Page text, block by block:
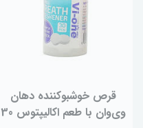
قرص خوشبو‌کننده دهان
وی‌وان با طعم اکالیپتوس 30